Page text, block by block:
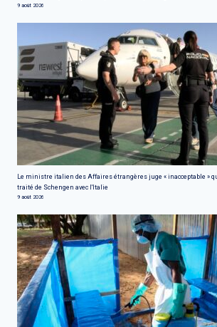
9 août 2026
Le ministre italien des Affaires étrangères juge « inacceptable »
traité de Schengen avec l'Italie
9 août 2026